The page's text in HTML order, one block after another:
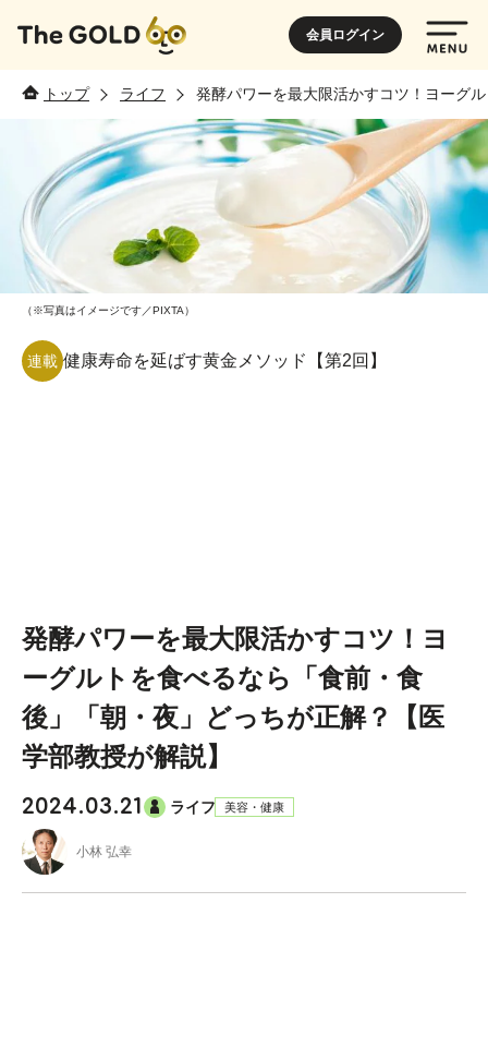
会員ログイン
トップ ライフ 発酵パワーを最大限活かすコツ！ヨーグ
（※写真はイメージです／PIXTA）
連載 健康寿命を延ばす黄金メソッド【第2回】
発酵パワーを最大限活かすコツ！ヨ
ーグルトを食べるなら「食前・食
後」「朝・夜」どっちが正解？【医
学部教授が解説】
2024.03.21 ライフ 美容・健康
小林 弘幸